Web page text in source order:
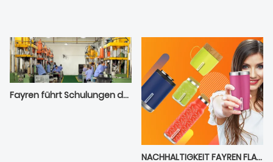
Fayren führt Schulungen durch, um die Fähigkeiten und die Effizienz der Mitarbeiter zu verbessern
NACHHALTIGKEIT FAYREN FLASCHE